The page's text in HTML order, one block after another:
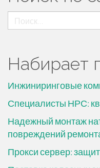
Найти:
Набирает
Инжиниринговые
Специалисты НРС:
Надежный монтаж
повреждений
Прокси сервер: